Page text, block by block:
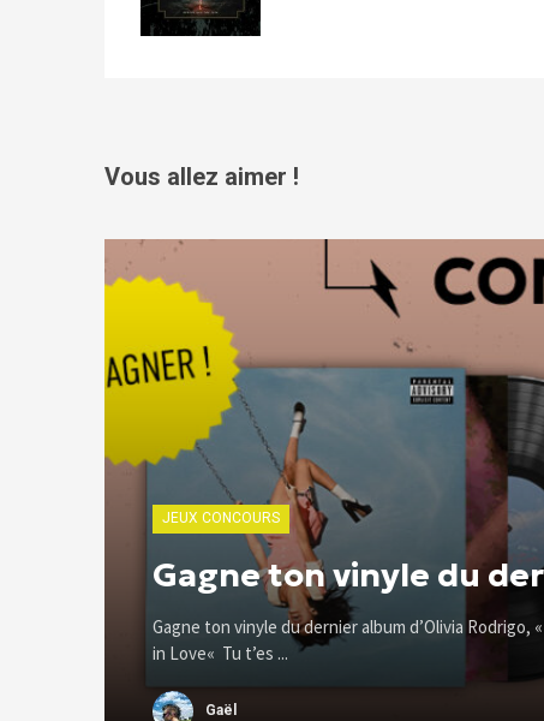
Vous allez aimer !
JEUX CONCOURS
Gagne ton vinyle du
Gagne ton vinyle du dernier album d’Olivia Rodrigo,
in Love« Tu t’es ...
Gaël